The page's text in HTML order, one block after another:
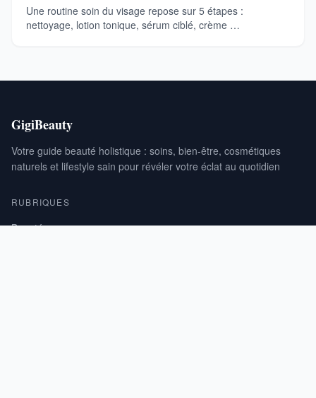
Une routine soin du visage repose sur 5 étapes :
nettoyage, lotion tonique, sérum ciblé, crème …
GigiBeauty
Votre guide beauté holistique : soins, bien-être, cosmétiques
naturels et lifestyle sain pour révéler votre éclat au quotidien
RUBRIQUES
Beauté